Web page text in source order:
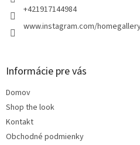
+421917144984
www.instagram.com/
Informácie pre vás
Domov
Shop the look
Kontakt
Obchodné podmienky